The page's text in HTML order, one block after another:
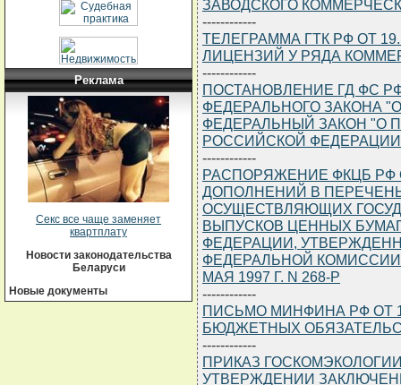
Реклама
Секс все чаще заменяет
квартплату
Новости законодательства
Беларуси
Новые документы
ЗАВОДСКОГО
------------
ТЕЛЕГРАММА ГТК РФ ОТ
ЛИЦЕНЗИЙ У РЯДА
------------
ПОСТАНОВЛЕНИЕ ГД ФС РФ
ФЕДЕРАЛЬНОГО ЗАКОНА
ФЕДЕРАЛЬНЫЙ ЗАКОН "О
РОССИЙСКОЙ
------------
РАСПОРЯЖЕНИЕ ФКЦБ РФ
ДОПОЛНЕНИЙ В
ОСУЩЕСТВЛЯЮЩИХ
ВЫПУСКОВ ЦЕННЫХ
ФЕДЕРАЦИИ,
ФЕДЕРАЛЬНОЙ
МАЯ 1997 Г. N 268-Р
------------
ПИСЬМО МИНФИНА РФ ОТ
БЮДЖЕТНЫХ
------------
ПРИКАЗ ГОСКОМЭКОЛОГИИ
УТВЕРЖДЕНИИ